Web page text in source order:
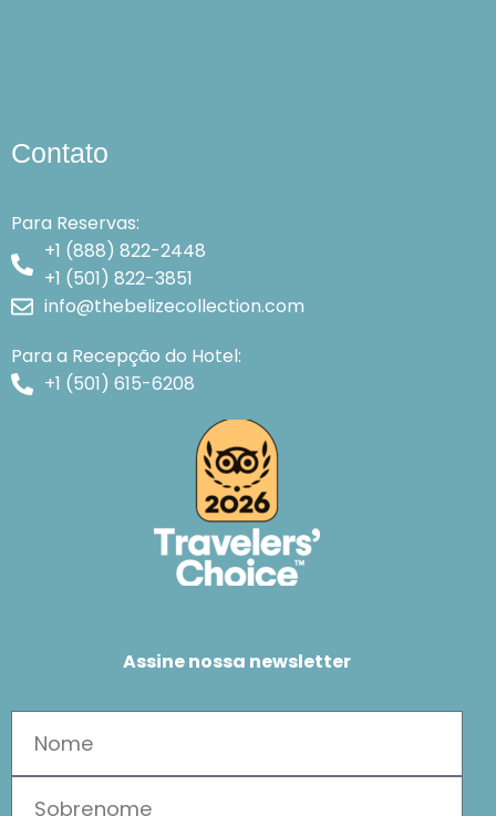
Contato
Para Reservas:
+1 (888) 822-2448
+1 (501) 822-3851
info@thebelizecollection.com
Para a Recepção do Hotel:
+1 (501) 615-6208
Assine nossa newsletter